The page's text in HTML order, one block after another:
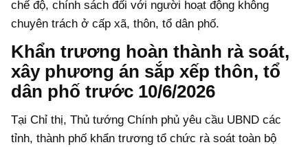
chế độ, chính sách đối với người hoạt động không
chuyên trách ở cấp xã, thôn, tổ dân phố.
Khẩn trương hoàn thành rà soát,
xây phương án sắp xếp thôn, tổ
dân phố trước 10/6/2026
Tại Chỉ thị, Thủ tướng Chính phủ yêu cầu UBND các
tỉnh, thành phố khẩn trương tổ chức rà soát toàn bộ